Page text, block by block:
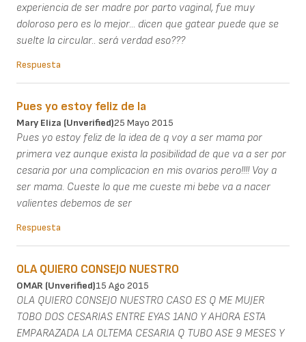
experiencia de ser madre por parto vaginal, fue muy
doloroso pero es lo mejor... dicen que gatear puede que se
suelte la circular.. será verdad eso???
Respuesta
Pues yo estoy feliz de la
Mary Eliza (unverified)25 Mayo 2015
Pues yo estoy feliz de la idea de q voy a ser mama por
primera vez aunque exista la posibilidad de que va a ser por
cesaria por una complicacion en mis ovarios pero!!!! Voy a
ser mama. Cueste lo que me cueste mi bebe va a nacer
valientes debemos de ser
Respuesta
OLA QUIERO CONSEJO NUESTRO
OMAR (unverified)15 Ago 2015
OLA QUIERO CONSEJO NUESTRO CASO ES Q ME MUJER
TOBO DOS CESARIAS ENTRE EYAS 1ANO Y AHORA ESTA
EMPARAZADA LA OLTEMA CESARIA Q TUBO ASE 9 MESES Y